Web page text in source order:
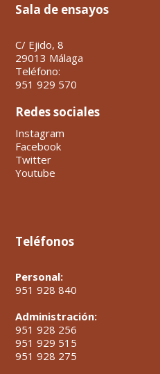
Sala de ensayos
C/ Ejido, 8
29013 Málaga
Teléfono:
951 929 570
Redes sociales
Instagram
Facebook
Twitter
Youtube
Teléfonos
Personal:
951 928 840
Administración:
951 928 256
951 929 515
951 928 275